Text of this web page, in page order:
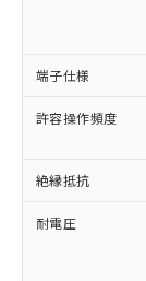
端子仕様
許容操作頻度
絶縁抵抗
耐電圧
ご利用
(
対応
非含
定はあ
調査
非含有
害物質
仕入
いた
むを
※1 中
「○」
基準値
「×」
基準
「－